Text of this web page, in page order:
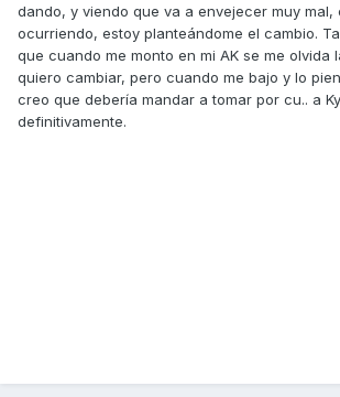
dando, y viendo que va a envejecer muy mal,
ocurriendo, estoy planteándome el cambio.
que cuando me monto en mi AK se me olvida
quiero cambiar, pero cuando me bajo y lo
creo que debería mandar a tomar por cu.. a
definitivamente.